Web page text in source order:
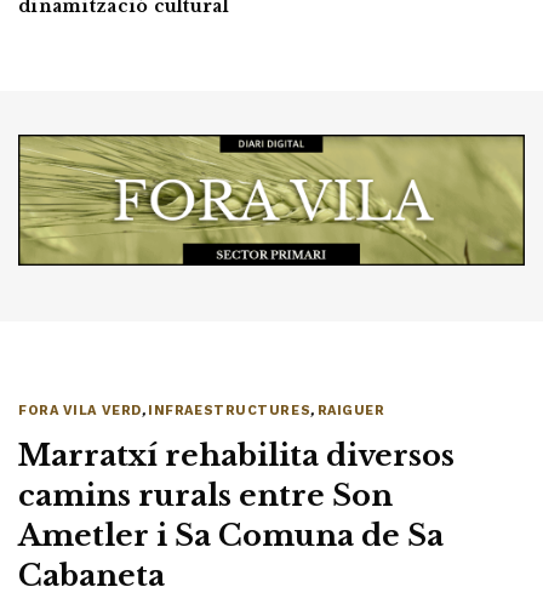
dinamització cultural
FORA VILA VERD, INFRAESTRUCTURES, RAIGUER
Marratxí rehabilita diversos
camins rurals entre Son
Ametler i Sa Comuna de Sa
Cabaneta